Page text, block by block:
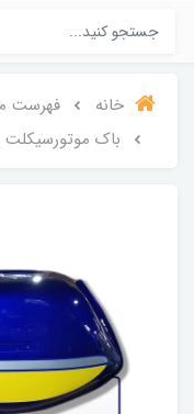
خانه
فهرست
باک